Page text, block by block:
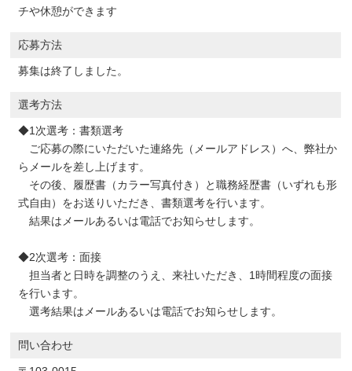
チや休憩ができます
応募方法
募集は終了しました。
選考方法
◆1次選考：書類選考
ご応募の際にいただいた連絡先（メールアドレス）へ、弊社か
らメールを差し上げます。
その後、履歴書（カラー写真付き）と職務経歴書（いずれも形
式自由）をお送りいただき、書類選考を行います。
結果はメールあるいは電話でお知らせします。
◆2次選考：面接
担当者と日時を調整のうえ、来社いただき、1時間程度の面接
を行います。
選考結果はメールあるいは電話でお知らせします。
問い合わせ